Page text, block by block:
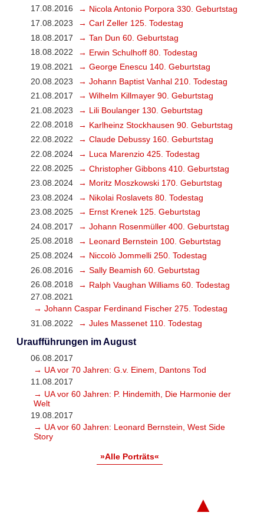
17.08.2016
→ Nicola Antonio Porpora 330. Geburtstag
17.08.2023
→ Carl Zeller 125. Todestag
18.08.2017
→ Tan Dun 60. Geburtstag
18.08.2022
→ Erwin Schulhoff 80. Todestag
19.08.2021
→ George Enescu 140. Geburtstag
20.08.2023
→ Johann Baptist Vanhal 210. Todestag
21.08.2017
→ Wilhelm Killmayer 90. Geburtstag
21.08.2023
→ Lili Boulanger 130. Geburtstag
22.08.2018
→ Karlheinz Stockhausen 90. Geburtstag
22.08.2022
→ Claude Debussy 160. Geburtstag
22.08.2024
→ Luca Marenzio 425. Todestag
22.08.2025
→ Christopher Gibbons 410. Geburtstag
23.08.2024
→ Moritz Moszkowski 170. Geburtstag
23.08.2024
→ Nikolai Roslavets 80. Todestag
23.08.2025
→ Ernst Krenek 125. Geburtstag
24.08.2017
→ Johann Rosenmüller 400. Geburtstag
25.08.2018
→ Leonard Bernstein 100. Geburtstag
25.08.2024
→ Niccolò Jommelli 250. Todestag
26.08.2016
→ Sally Beamish 60. Geburtstag
26.08.2018
→ Ralph Vaughan Williams 60. Todestag
27.08.2021
→ Johann Caspar Ferdinand Fischer 275. Todestag
31.08.2022
→ Jules Massenet 110. Todestag
Uraufführungen im August
06.08.2017
→ UA vor 70 Jahren: G.v. Einem, Dantons Tod
11.08.2017
→ UA vor 60 Jahren: P. Hindemith, Die Harmonie der
Welt
19.08.2017
→ UA vor 60 Jahren: Leonard Bernstein, West Side
Story
»Alle Porträts«
▲